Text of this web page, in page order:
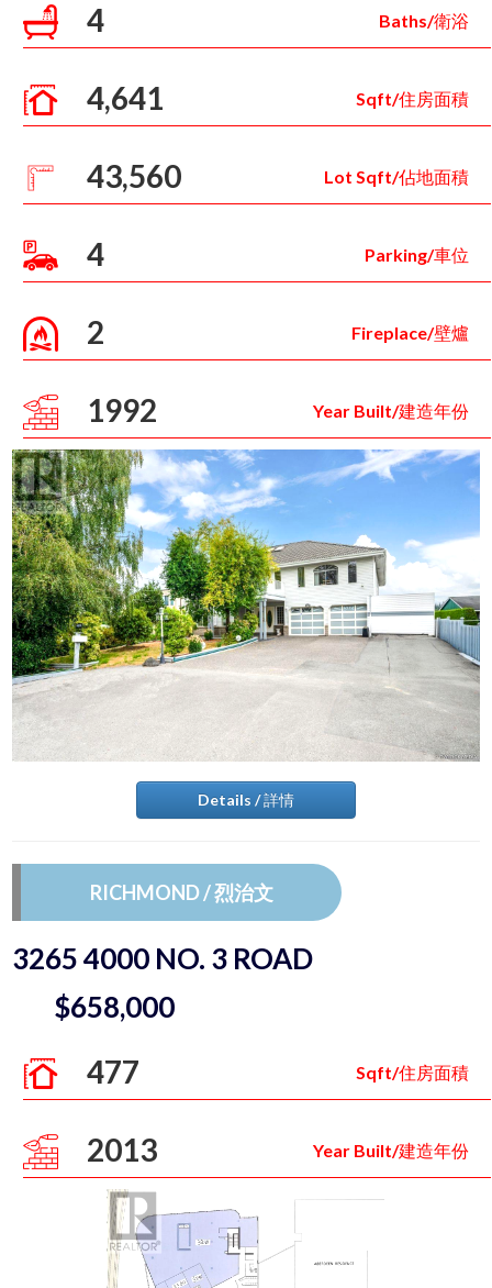
4 Baths/衛浴
4,641 Sqft/住房面積
43,560 Lot Sqft/佔地面積
4 Parking/車位
2 Fireplace/壁爐
1992 Year Built/建造年份
Details / 詳情
RICHMOND / 烈治文
3265 4000 NO. 3 ROAD
$658,000
477 Sqft/住房面積
2013 Year Built/建造年份